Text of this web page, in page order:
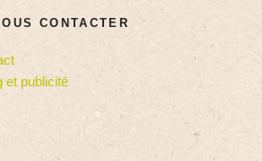
CONTACTER
et publicité